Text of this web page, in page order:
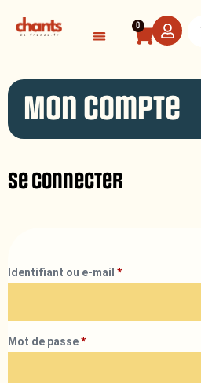
0
Mon compte
Se connecter
Identifiant ou e-mail *
Mot de passe*